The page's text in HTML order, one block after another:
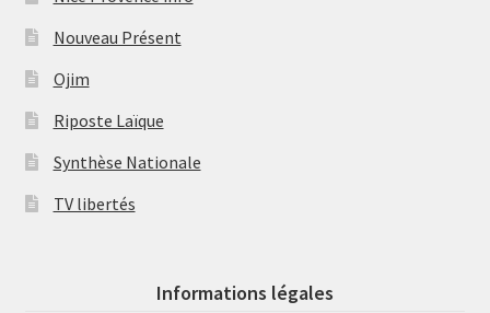
Nouveau Présent
Ojim
Riposte Laïque
Synthèse Nationale
TV libertés
Informations légales